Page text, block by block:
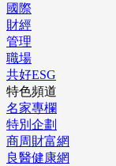
國際
財經
管理
職場
共好ESG
特色頻道
名家專欄
特別企劃
商周財富網
良醫健康網